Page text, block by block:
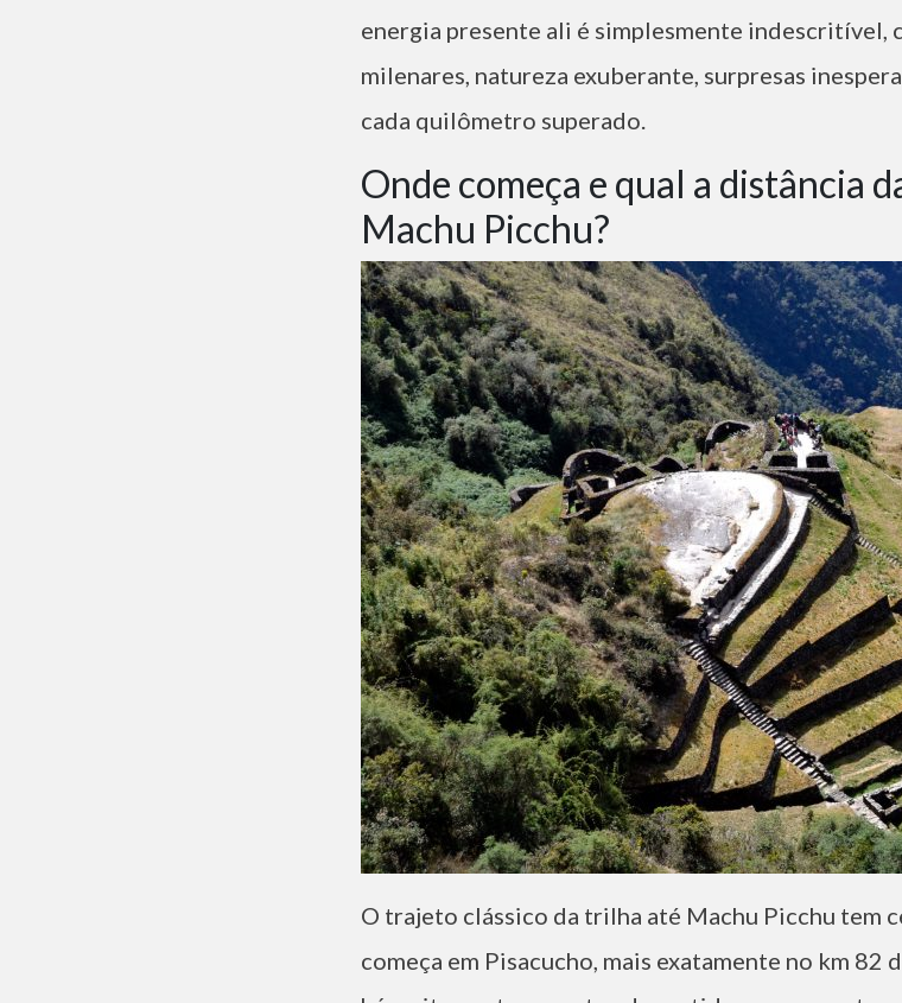
energia presente ali é simplesmente indescritível,
milenares, natureza exuberante, surpresas
cada quilômetro superado.
Onde começa e qual a distância
Machu Picchu?
O trajeto clássico da trilha até Machu Picchu tem
começa em Pisacucho, mais exatamente no km